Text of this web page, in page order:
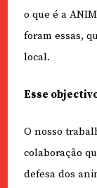
o que é a
foram essas,
local.
Esse
O nosso
colaboração
defesa dos